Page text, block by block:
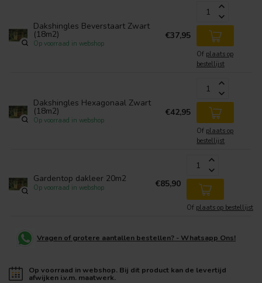
Dakshingles Beverstaart Zwart
(18m2)
Op voorraad in webshop
€37,95
Of plaats op
bestellijst
Dakshingles Hexagonaal Zwart
(18m2)
Op voorraad in webshop
€42,95
Of plaats op
bestellijst
Gardentop dakleer 20m2
Op voorraad in webshop €85,90
Of plaats op bestellijst
Vragen of grotere aantallen bestellen? - Whatsapp Ons!
Op voorraad in webshop. Bij dit product kan de levertijd
afwijken i.v.m. maatwerk.